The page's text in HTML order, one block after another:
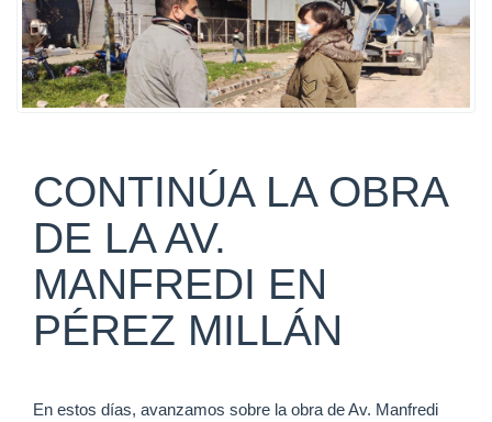
CONTINÚA LA OBRA
DE LA AV.
MANFREDI EN
PÉREZ MILLÁN
En estos días, avanzamos sobre la obra de Av. Manfredi